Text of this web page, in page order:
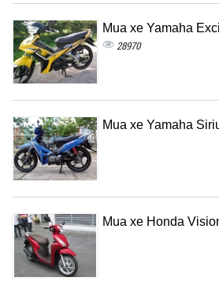
Mua xe Yamaha
28970
Mua xe Yamaha
Mua xe Honda